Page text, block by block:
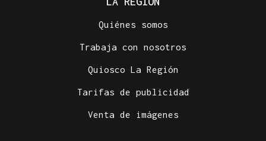
Quiénes somos
Trabaja con nosotros
Quiosco La Región
Tarifas de publicidad
Venta de imágenes